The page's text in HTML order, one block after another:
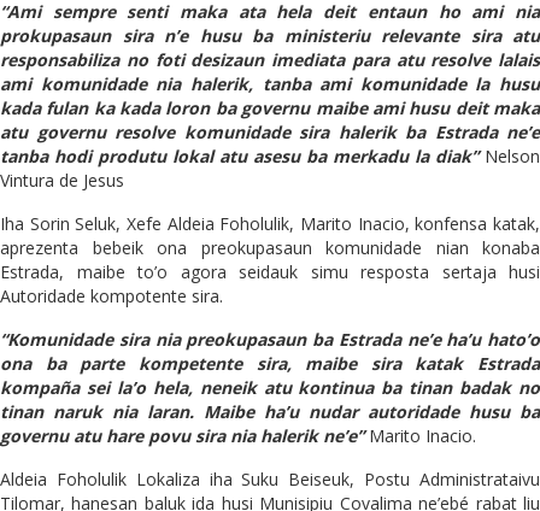
“Ami sempre senti maka ata hela deit entaun ho ami nia
prokupasaun sira n’e husu ba ministeriu relevante sira atu
responsabiliza no foti desizaun imediata para atu resolve lalais
ami komunidade nia halerik, tanba ami komunidade la husu
kada fulan ka kada loron ba governu maibe ami husu deit maka
atu governu resolve komunidade sira halerik ba Estrada ne’e
tanba hodi produtu lokal atu asesu ba merkadu la diak”Nelson
Vintura de Jesus
Iha Sorin Seluk, Xefe Aldeia Foholulik, Marito Inacio, konfensa katak,
aprezenta bebeik ona preokupasaun komunidade nian konaba
Estrada, maibe to’o agora seidauk simu resposta sertaja husi
Autoridade kompotente sira.
“Komunidade sira nia preokupasaun ba Estrada ne’e ha’u hato’o
ona ba parte kompetente sira, maibe sira katak Estrada
kompaña sei la’o hela, neneik atu kontinua ba tinan badak no
tinan naruk nia laran. Maibe ha’u nudar autoridade husu ba
governu atu hare povu sira nia halerik ne’e”Marito Inacio.
Aldeia Foholulik Lokaliza iha Suku Beiseuk, Postu Administrataivu
Tilomar, hanesan baluk ida husi Munisipiu Covalima ne’ebé rabat liu